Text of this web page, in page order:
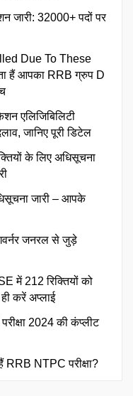
जारी: 32000+ पदों पर
Due To These
हैं आपका RRB ग्रुप D
एलिजिबिलिटी
जानिए पूरी डिटेल
के लिए अधिसूचना
जारी – आपके
जनरल से जुड़े
में 212 रिक्तियों को
करें अप्लाई
2024 की कंप्लीट
NTPC परीक्षा?